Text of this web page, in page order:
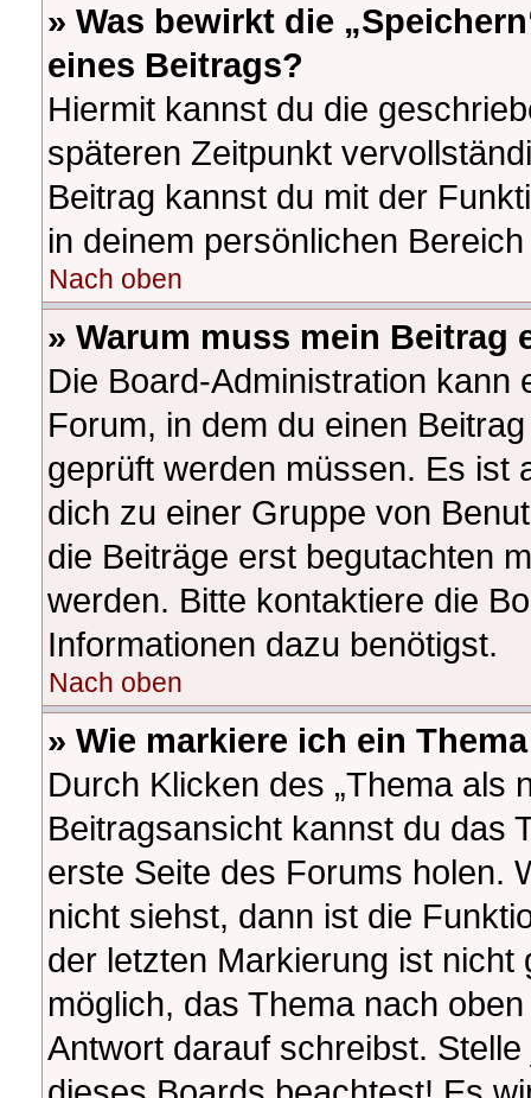
» Was bewirkt die
eines Beitrags?
Hiermit kannst du die
späteren Zeitpunkt
Beitrag kannst du mit der
in deinem persönlichen
Nach oben
» Warum muss mein Beitrag
Die Board-Administration kann
Forum, in dem du einen
geprüft werden müssen. Es ist
dich zu einer Gruppe von
die Beiträge erst begutachten
werden. Bitte kontaktiere die
Informationen dazu benötigst.
Nach oben
» Wie markiere ich ein
Durch Klicken des „Thema als
Beitragsansicht kannst du das
erste Seite des Forums holen.
nicht siehst, dann ist die
der letzten Markierung ist
möglich, das Thema nach
Antwort darauf schreibst.